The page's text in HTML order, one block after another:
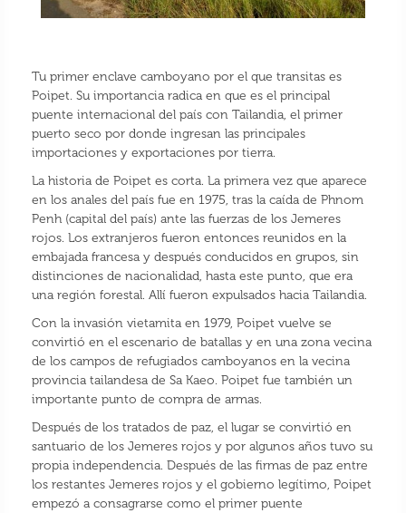
Tu primer enclave camboyano por el que transitas es
Poipet. Su importancia radica en que es el principal
puente internacional del país con Tailandia, el primer
puerto seco por donde ingresan las principales
importaciones y exportaciones por tierra.
La historia de Poipet es corta. La primera vez que aparece
en los anales del país fue en 1975, tras la caída de Phnom
Penh (capital del país) ante las fuerzas de los Jemeres
rojos. Los extranjeros fueron entonces reunidos en la
embajada francesa y después conducidos en grupos, sin
distinciones de nacionalidad, hasta este punto, que era
una región forestal. Allí fueron expulsados hacia Tailandia.
Con la invasión vietamita en 1979, Poipet vuelve se
convirtió en el escenario de batallas y en una zona vecina
de los campos de refugiados camboyanos en la vecina
provincia tailandesa de Sa Kaeo. Poipet fue también un
importante punto de compra de armas.
Después de los tratados de paz, el lugar se convirtió en
santuario de los Jemeres rojos y por algunos años tuvo su
propia independencia. Después de las firmas de paz entre
los restantes Jemeres rojos y el gobierno legítimo, Poipet
empezó a consagrarse como el primer puente